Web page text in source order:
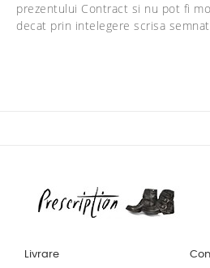
prezentului Contract si nu pot fi
decat prin intelegere scrisa
Livrare